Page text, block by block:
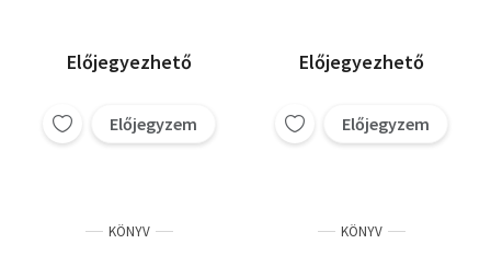
Előjegyezhető
Előjegyzem
Előjegyezhető
Előjegyzem
KÖNYV KÖNYV